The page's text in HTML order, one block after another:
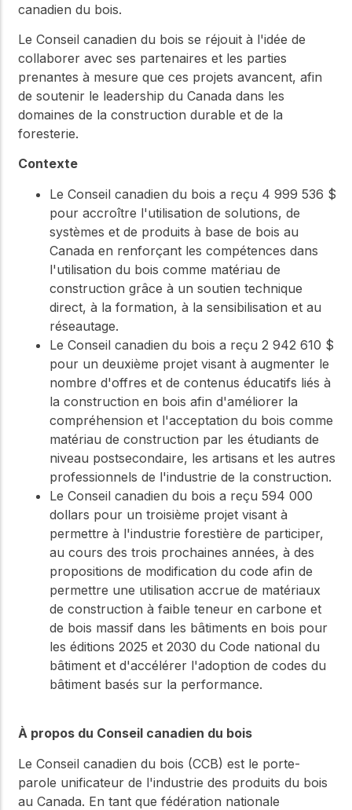
canadien du bois.
Le Conseil canadien du bois se réjouit à l'idée de
collaborer avec ses partenaires et les parties
prenantes à mesure que ces projets avancent, afin
de soutenir le leadership du Canada dans les
domaines de la construction durable et de la
foresterie.
Contexte
Le Conseil canadien du bois a reçu 4 999 536 $
pour accroître l'utilisation de solutions, de
systèmes et de produits à base de bois au
Canada en renforçant les compétences dans
l'utilisation du bois comme matériau de
construction grâce à un soutien technique
direct, à la formation, à la sensibilisation et au
réseautage.
Le Conseil canadien du bois a reçu 2 942 610 $
pour un deuxième projet visant à augmenter le
nombre d'offres et de contenus éducatifs liés à
la construction en bois afin d'améliorer la
compréhension et l'acceptation du bois comme
matériau de construction par les étudiants de
niveau postsecondaire, les artisans et les autres
professionnels de l'industrie de la construction.
Le Conseil canadien du bois a reçu 594 000
dollars pour un troisième projet visant à
permettre à l'industrie forestière de participer,
au cours des trois prochaines années, à des
propositions de modification du code afin de
permettre une utilisation accrue de matériaux
de construction à faible teneur en carbone et
de bois massif dans les bâtiments en bois pour
les éditions 2025 et 2030 du Code national du
bâtiment et d'accélérer l'adoption de codes du
bâtiment basés sur la performance.
À propos du Conseil canadien du bois
Le Conseil canadien du bois (CCB) est le porte-
parole unificateur de l'industrie des produits du bois
au Canada. En tant que fédération nationale